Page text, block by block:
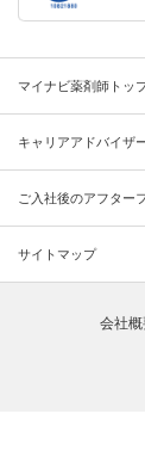
マイナビ薬剤師トッ
キャリアアドバイザ
ご入社後のアフター
サイトマップ
会社